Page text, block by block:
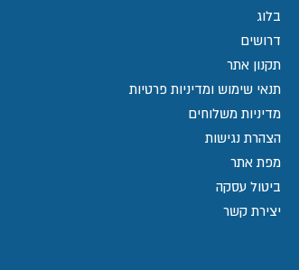
בלוג
דרושים
תקנון אתר
תנאי שימוש ומדיניות פרטיות
מדיניות משלוחים
הצהרת נגישות
מפת אתר
ביטול עסקה
יצירת קשר